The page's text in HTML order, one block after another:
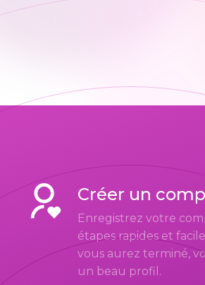
Créer un
Enregistrez votre
étapes rapides et
vous aurez terminé,
un beau profil.